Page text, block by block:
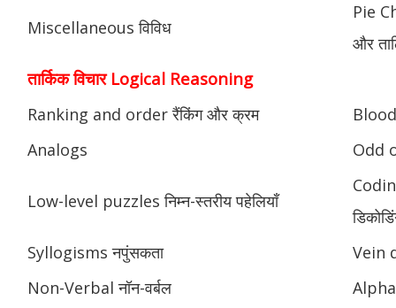
Miscellaneous विविध
Pie
और
तार्किक विचार Logical Reasoning
Ranking and order रैंकिंग और क्रम
Analogs
Odd
Low-level puzzles निम्न-स्तरीय पहेलियाँ
Syllogisms नपुंसकता
Vein
Non-Verbal नॉन-वर्बल